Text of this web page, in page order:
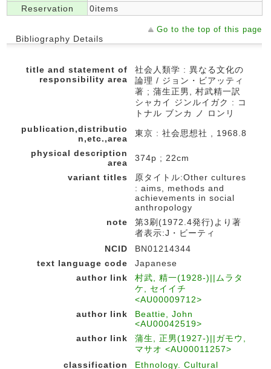
Reservation
0items
Go to the top of this page
Bibliography Details
title and statement of
responsibility area
社会人類学 : 異なる文化の
論理 / ジョン・ビアッティ
著 ; 蒲生正男, 村武精一訳
シャカイ ジンルイガク : コ
トナル ブンカ ノ ロンリ
publication,distributio
n,etc.,area
東京 : 社会思想社 , 1968.8
physical description
area
374p ; 22cm
variant titles
原タイトル:Other cultures
: aims, methods and
achievements in social
anthropology
note
第3刷(1972.4発行)より著
者表示:J・ビーティ
NCID
BN01214344
text language code
Japanese
author link
村武, 精一(1928-)||ムラタ
ケ, セイイチ
<AU00009712>
author link
Beattie, John
<AU00042519>
author link
蒲生, 正男(1927-)||ガモウ,
マサオ <AU00011257>
classification
Ethnology. Cultural